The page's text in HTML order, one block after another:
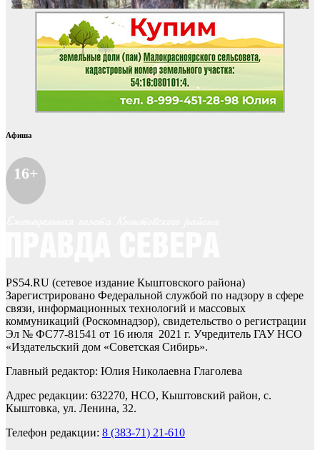
Афиша
16+
PS54.RU (сетевое издание Кыштовского района)
Зарегистрировано Федеральной службой по надзору в сфере
связи, информационных технологий и массовых
коммуникаций (Роскомнадзор), свидетельство о регистрации
Эл № ФС77-81541 от 16 июля 2021 г. Учредитель ГАУ НСО
«Издательский дом «Советская Сибирь».
Главный редактор: Юлия Николаевна Глаголева
Адрес редакции: 632270, НСО, Кыштовский район, с.
Кыштовка, ул. Ленина, 32.
Телефон редакции: 8 (383-71) 21-610